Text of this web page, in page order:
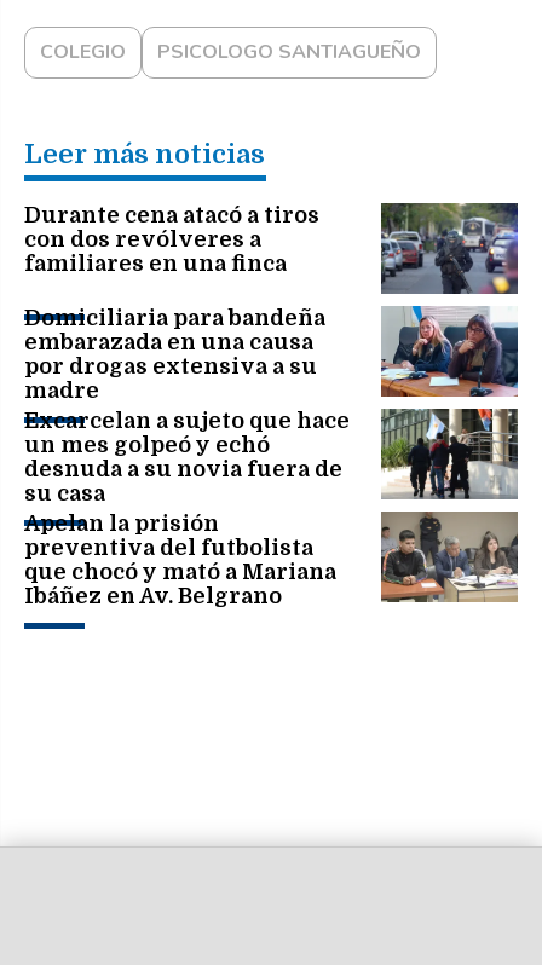
COLEGIO PSICOLOGO SANTIAGUEÑO
Leer más noticias
Durante cena atacó a tiros
con dos revólveres a
familiares en una finca
Domiciliaria para bandeña
embarazada en una causa
por drogas extensiva a su
madre
Excarcelan a sujeto que hace
un mes golpeó y echó
desnuda a su novia fuera de
su casa
Apelan la prisión
preventiva del futbolista
que chocó y mató a Mariana
Ibáñez en Av. Belgrano